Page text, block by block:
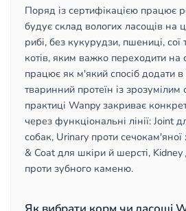
Поряд із сертифікацією працює
будує склад вологих ласощів на
рибі, без кукурудзи, пшениці, сої
котів, яким важко переходити на
працює як м'який спосіб додати
тваринний протеїн із
практиці Wanpy закриває
через функціональні лінії: Joint
собак, Urinary проти сечокам'яної
& Coat для шкіри й шерсті,
проти зубного каменю.